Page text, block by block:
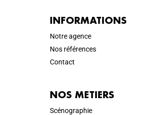
INFORMATIONS
Notre agence
Nos références
Contact
NOS METIERS
Scénographie